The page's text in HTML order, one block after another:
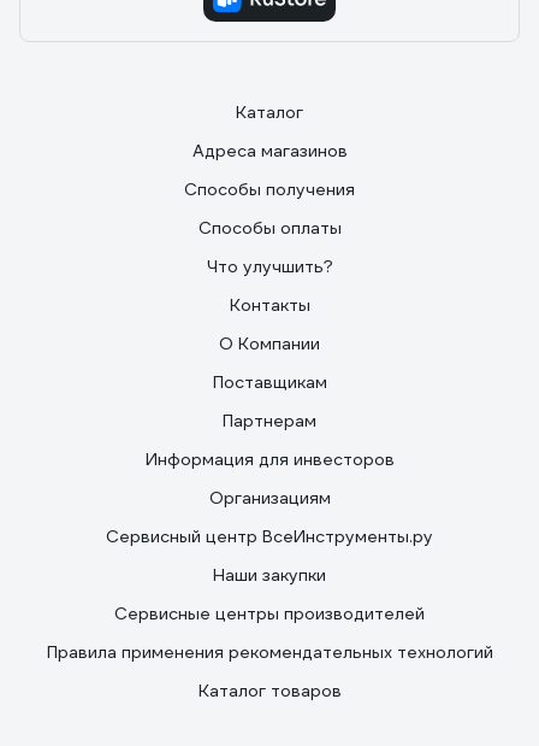
Каталог
Адреса магазинов
Способы получения
Способы оплаты
Что улучшить?
Контакты
О Компании
Поставщикам
Партнерам
Информация для инвесторов
Организациям
Сервисный центр ВсеИнструменты.ру
Наши закупки
Сервисные центры производителей
Правила применения рекомендательных технологий
Каталог товаров